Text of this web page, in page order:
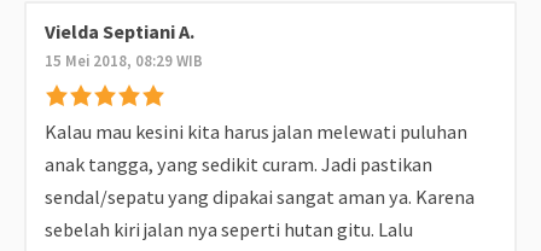
Vielda Septiani A.
15 Mei 2018, 08:29 WIB
Kalau mau kesini kita harus jalan melewati puluhan
anak tangga, yang sedikit curam. Jadi pastikan
sendal/sepatu yang dipakai sangat aman ya. Karena
sebelah kiri jalan nya seperti hutan gitu. Lalu